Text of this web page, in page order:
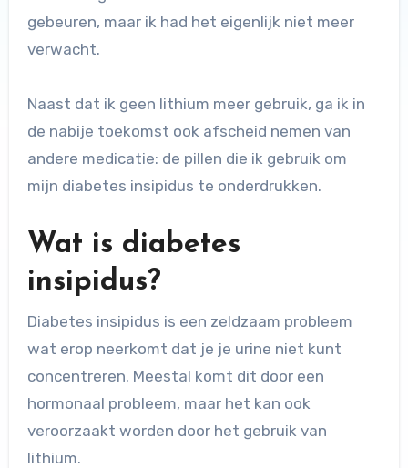
gebeuren, maar ik had het eigenlijk niet meer
verwacht.
Naast dat ik geen lithium meer gebruik, ga ik in
de nabije toekomst ook afscheid nemen van
andere medicatie: de pillen die ik gebruik om
mijn diabetes insipidus te onderdrukken.
Wat is diabetes
insipidus?
Diabetes insipidus is een zeldzaam probleem
wat erop neerkomt dat je je urine niet kunt
concentreren. Meestal komt dit door een
hormonaal probleem, maar het kan ook
veroorzaakt worden door het gebruik van
lithium.